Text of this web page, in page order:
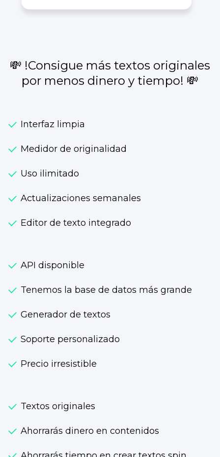
💸 !Consigue más textos originales
por menos dinero y tiempo! 💸
Interfaz limpia
Medidor de originalidad
Uso ilimitado
Actualizaciones semanales
Editor de texto integrado
API disponible
Tenemos la base de datos más grande
Generador de textos
Soporte personalizado
Precio irresistible
Textos originales
Ahorrarás dinero en contenidos